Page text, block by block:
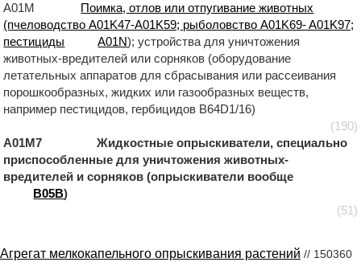
A01M
Поимка, отлов или отпугивание животных
(пчеловодство A01K47-A01K59; рыболовство A01K69- A01K97;
пестициды
A01N); устройства для уничтожения
животных-вредителей или сорняков (оборудование
летательных аппаратов для сбрасывания или рассеивания
порошкообразных, жидких или газообразных веществ,
например пестицидов, гербицидов B64D1/16)
(190)
A01M7 Жидкостные опрыскиватели, специально
приспособленные для уничтожения животных-
вредителей и сорняков (опрыскиватели вообще
B05B)
(51)
Агрегат мелкокапельного опрыскивания растений // 150360